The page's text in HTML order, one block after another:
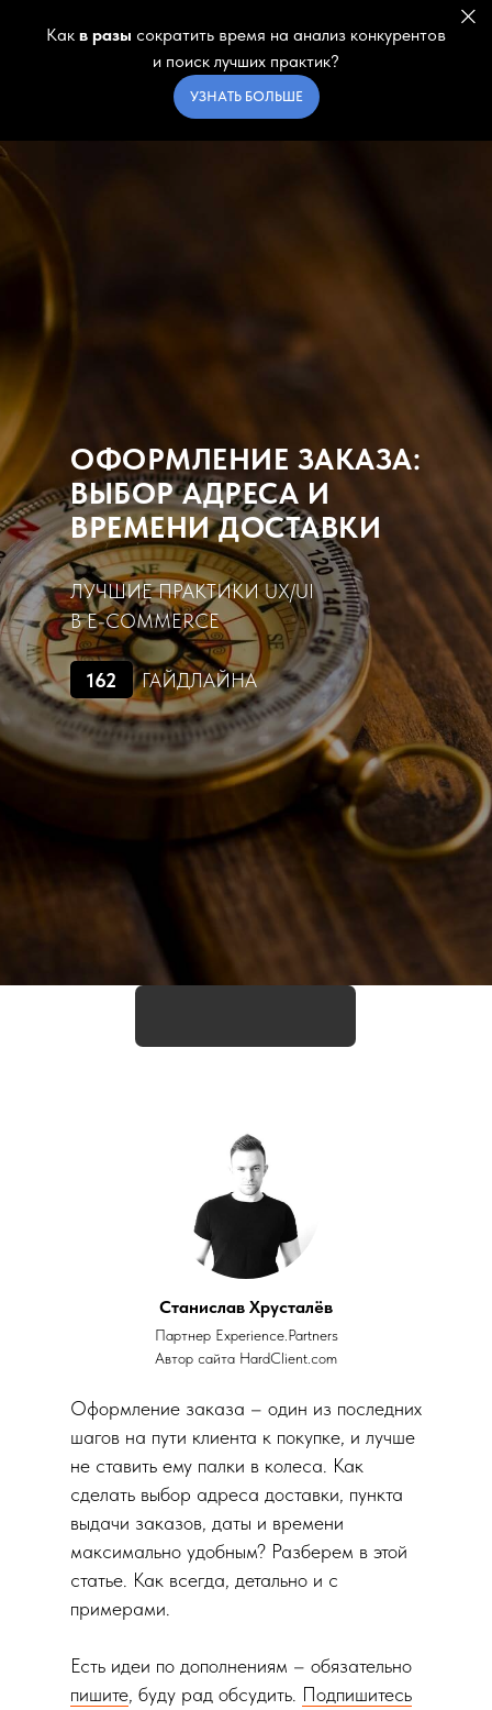
Как в разы сократить время на анализ конкурентов
и поиск лучших практик?
УЗНАТЬ БОЛЬШЕ
ОФОРМЛЕНИЕ ЗАКАЗА:
ВЫБОР АДРЕСА И
ВРЕМЕНИ ДОСТАВКИ
ЛУЧШИЕ ПРАКТИКИ UX/UI
В E-COMMERCE
162 ГАЙДЛАЙНА
Оформление заказа – один из последних
шагов на пути клиента к покупке, и лучше
не ставить ему палки в колеса. Как
сделать выбор адреса доставки, пункта
выдачи заказов, даты и времени
максимально удобным? Разберем в этой
статье. Как всегда, детально и с
примерами.
Есть идеи по дополнениям – обязательно
пишите, буду рад обсудить. Подпишитесь
Станислав Хрусталёв
Партнер Experience.Partners
Автор сайта HardClient.com